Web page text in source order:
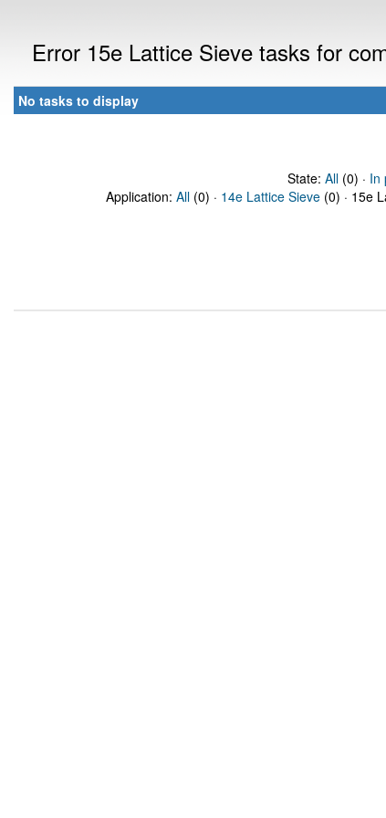
Error 15e Lattice Sieve tasks for
No tasks to display
State: All(0) · In
Application: All (0) · 14e Lattice Sieve (0) · 15e